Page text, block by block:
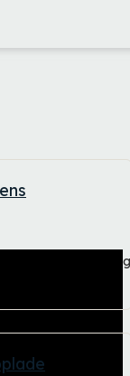
och belysning